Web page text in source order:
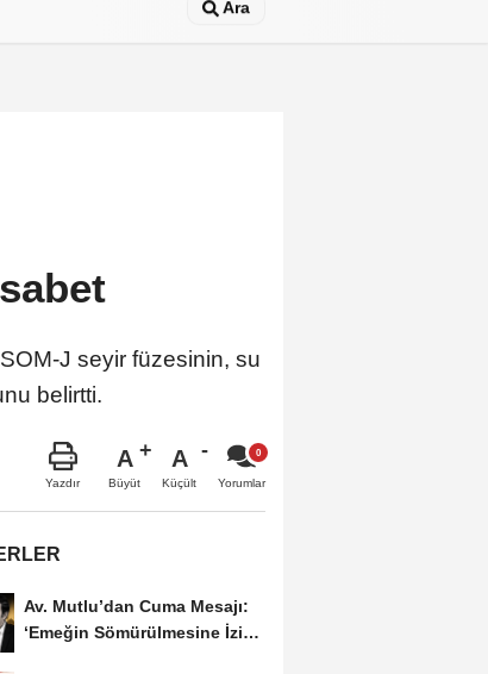
Ara
J seyir füzesinin, su
belirtti.
Yazdır
A
Büyüt
A
Küçült Yorumlar
Av. Mutlu’dan Cuma Mesajı:
‘Emeğin Sömürülmesine İzin